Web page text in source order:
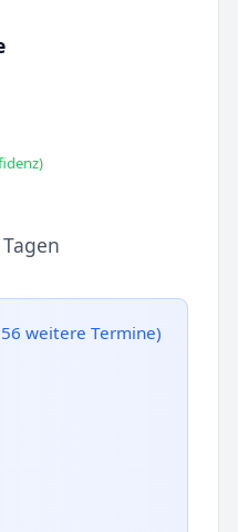
weitere Termine)